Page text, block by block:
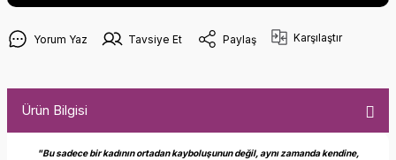
Yorum Yaz Tavsiye Et Paylaş Karşılaştır
Ürün Bilgisi
"Bu sadece bir kadının ortadan kayboluşunun değil, aynı zamanda kendine,